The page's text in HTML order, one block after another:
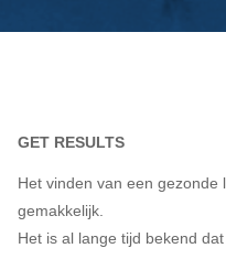
GET RESULTS
Het vinden van een gezonde
gemakkelijk.
Het is al lange tijd bekend